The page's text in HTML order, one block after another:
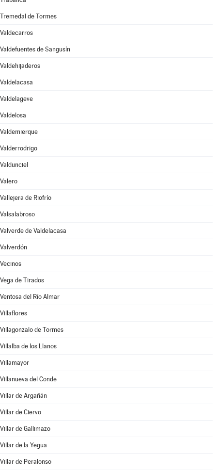
Tremedal de Tormes
Valdecarros
Valdefuentes de Sangusín
Valdehijaderos
Valdelacasa
Valdelageve
Valdelosa
Valdemierque
Valderrodrigo
Valdunciel
Valero
Vallejera de Riofrío
Valsalabroso
Valverde de Valdelacasa
Valverdón
Vecinos
Vega de Tirados
Ventosa del Río Almar
Villaflores
Villagonzalo de Tormes
Villalba de los Llanos
Villamayor
Villanueva del Conde
Villar de Argañán
Villar de Ciervo
Villar de Gallimazo
Villar de la Yegua
Villar de Peralonso